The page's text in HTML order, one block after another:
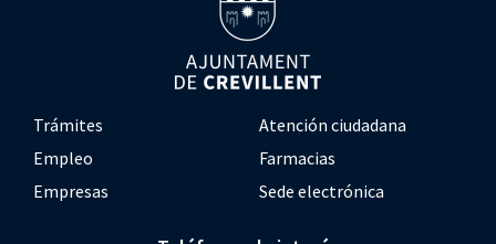
Trámites
Atención ciudadana
Empleo
Farmacias
Empresas
Sede electrónica